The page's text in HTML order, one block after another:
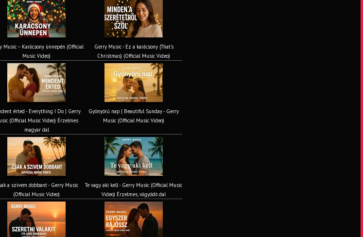
Music – Karácsony ünnepén (Official
Music Video)
Gerry Music - Ez a karácsony (That's
Christmas) (Official Music Video)
érted - Everything I Do | Gerry
(Official Music Video) Érzelmes
magyar dal
Gyönyörű nap | Beautiful Sunday - Gerry
Music (Official Music Video)
a szívem dobbant - Gerry Music
(Official Music Video)
Te vagy aki kell - Gerry Music (Official Music
Video) Érzelmes, vágyódó dal